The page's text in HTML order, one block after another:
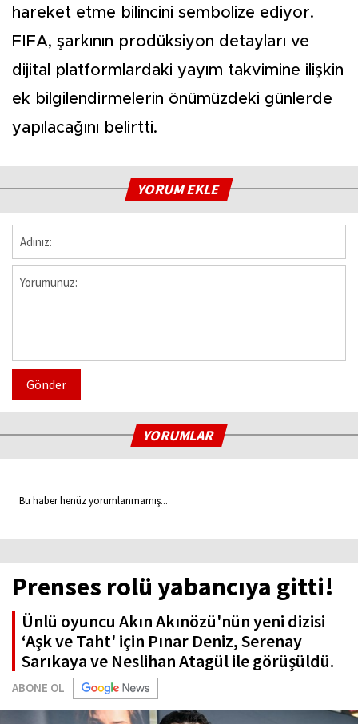
hareket etme bilincini sembolize ediyor.
FIFA, şarkının prodüksiyon detayları ve
dijital platformlardaki yayım takvimine ilişkin
ek bilgilendirmelerin önümüzdeki günlerde
yapılacağını belirtti.
YORUM EKLE
Gönder
YORUMLAR
Bu haber henüz yorumlanmamış...
Prenses rolü yabancıya gitti!
Ünlü oyuncu Akın Akınözü'nün yeni dizisi
‘Aşk ve Taht' için Pınar Deniz, Serenay
Sarıkaya ve Neslihan Atagül ile görüşüldü.
ABONE OL